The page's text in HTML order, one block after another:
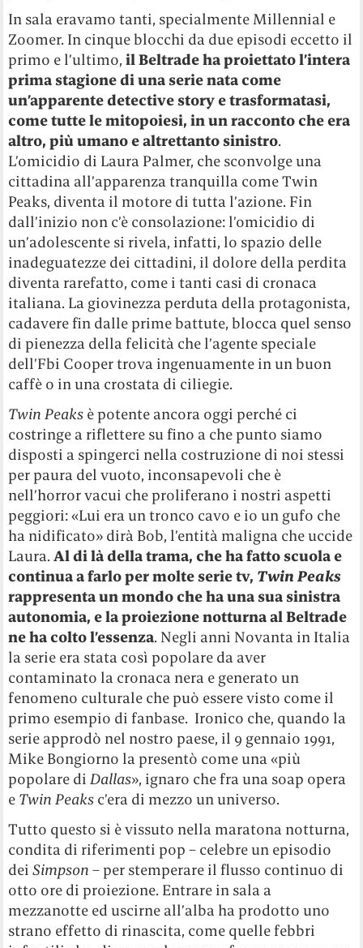
In sala eravamo tanti, specialmente Millennial e
Zoomer. In cinque blocchi da due episodi eccetto il
primo e l’ultimo,il Beltrade ha proiettato l’intera
prima stagione di una serie nata come
un’apparente detective story e trasformatasi,
come tutte le mitopoiesi, in un racconto che era
altro, più umano e altrettanto sinistro.
L’omicidio di Laura Palmer, che sconvolge una
cittadina all’apparenza tranquilla come Twin
Peaks, diventa il motore di tutta l’azione. Fin
dall’inizio non c’è consolazione: l’omicidio di
un’adolescente si rivela, infatti, lo spazio delle
inadeguatezze dei cittadini, il dolore della perdita
diventa rarefatto, come i tanti casi di cronaca
italiana. La giovinezza perduta della protagonista,
cadavere fin dalle prime battute, blocca quel senso
di pienezza della felicità che l’agente speciale
dell’Fbi Cooper trova ingenuamente in un buon
caffè o in una crostata di ciliegie.
Twin Peaks è potente ancora oggi perché ci
costringe a riflettere su fino a che punto siamo
disposti a spingerci nella costruzione di noi stessi
per paura del vuoto, inconsapevoli che è
nell’horror vacui che proliferano i nostri aspetti
peggiori: «Lui era un tronco cavo e io un gufo che
ha nidificato» dirà Bob, l’entità maligna che uccide
Laura.Al di là della trama, che ha fatto scuola e
continua a farlo per molte serie tv, Twin Peaks
rappresenta un mondo che ha una sua sinistra
autonomia, e la proiezione notturna al Beltrade
ne ha colto l’essenza. Negli anni Novanta in Italia
la serie era stata così popolare da aver
contaminato la cronaca nera e generato un
fenomeno culturale che può essere visto come il
primo esempio di fanbase. Ironico che, quando la
serie approdò nel nostro paese, il 9 gennaio 1991,
Mike Bongiorno la presentò come una «più
popolare diDallas», ignaro che fra una soap opera
e Twin Peaks c’era di mezzo un universo.
Tutto questo si è vissuto nella maratona notturna,
condita di riferimenti pop – celebre un episodio
deiSimpson– per stemperare il flusso continuo di
otto ore di proiezione. Entrare in sala a
mezzanotte ed uscirne all’alba ha prodotto uno
strano effetto di rinascita, come quelle febbri